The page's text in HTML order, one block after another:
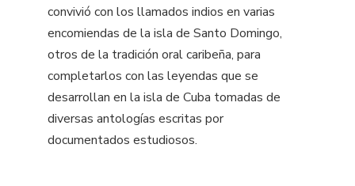
convivió con los llamados indios en varias
encomiendas de la isla de Santo Domingo,
otros de la tradición oral caribeña, para
completarlos con las leyendas que se
desarrollan en la isla de Cuba tomadas de
diversas antologías escritas por
documentados estudiosos.